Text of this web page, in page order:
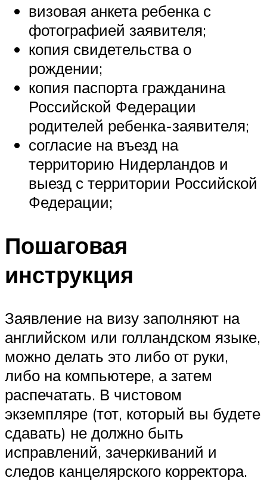
визовая анкета ребенка с
фотографией заявителя;
копия свидетельства о
рождении;
копия паспорта гражданина
Российской Федерации
родителей ребенка-заявителя;
согласие на въезд на
территорию Нидерландов и
выезд с территории Российской
Федерации;
Пошаговая
инструкция
Заявление на визу заполняют на
английском или голландском языке,
можно делать это либо от руки,
либо на компьютере, а затем
распечатать. В чистовом
экземпляре (тот, который вы будете
сдавать) не должно быть
исправлений, зачеркиваний и
следов канцелярского корректора.